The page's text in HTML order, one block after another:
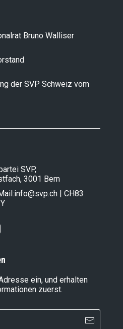
Bruno Walliser
der SVP Schweiz vom
SVP,
3001 Bern
info@svp.ch | CH83
ein, und erhalten
zuerst.